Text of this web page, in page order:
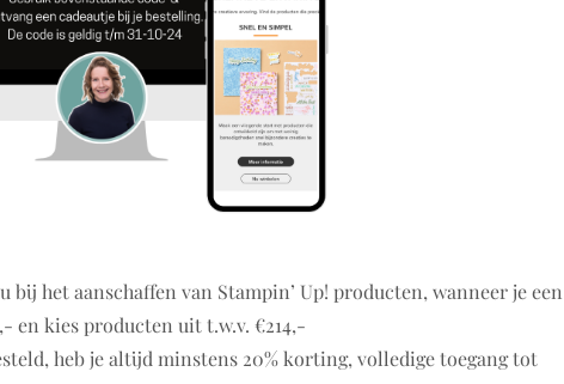
het aanschaffen van Stampin’ Up! producten, wanneer je een
en kies producten uit t.w.v. €214,-
heb je altijd minstens 20% korting, volledige toegang tot